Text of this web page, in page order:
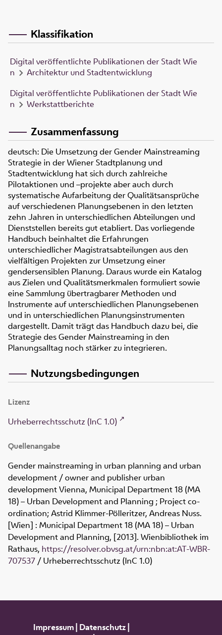
Klassifikation
Digital veröffentlichte Publikationen der Stadt Wie
n
Architektur und Stadtentwicklung
Digital veröffentlichte Publikationen der Stadt Wie
n
Werkstattberichte
Zusammenfassung
deutsch: Die Umsetzung der Gender Mainstreaming
Strategie in der Wiener Stadtplanung und
Stadtentwicklung hat sich durch zahlreiche
Pilotaktionen und –projekte aber auch durch
systematische Aufarbeitung der Qualitätsansprüche
auf verschiedenen Planungsebenen in den letzten
zehn Jahren in unterschiedlichen Abteilungen und
Dienststellen bereits gut etabliert. Das vorliegende
Handbuch beinhaltet die Erfahrungen
unterschiedlicher Magistratsabteilungen aus den
vielfältigen Projekten zur Umsetzung einer
gendersensiblen Planung. Daraus wurde ein Katalog
aus Zielen und Qualitätsmerkmalen formuliert sowie
eine Sammlung übertragbarer Methoden und
Instrumente auf unterschiedlichen Planungsebenen
und in unterschiedlichen Planungsinstrumenten
dargestellt. Damit trägt das Handbuch dazu bei, die
Strategie des Gender Mainstreaming in den
Planungsalltag noch stärker zu integrieren.
Nutzungsbedingungen
Lizenz
Urheberrechtsschutz (InC 1.0)
Quellenangabe
Gender mainstreaming in urban planning and urban
development / owner and publisher urban
development Vienna, Municipal Department 18 (MA
18) – Urban Development and Planning ; Project co-
ordination; Astrid Klimmer-Pölleritzer, Andreas Nuss.
[Wien] : Municipal Department 18 (MA 18) – Urban
Development and Planning, [2013]. Wienbibliothek im
Rathaus, https://resolver.obvsg.at/urn:nbn:at:AT-WBR-
707537 / Urheberrechtsschutz (InC 1.0)
Impressum| Datenschutz|